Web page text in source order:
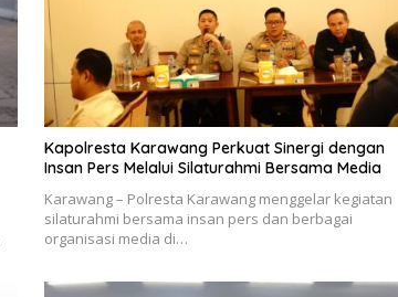
Kapolresta Karawang Perkuat Sinergi dengan
Insan Pers Melalui Silaturahmi Bersama Media
Karawang – Polresta Karawang menggelar kegiatan
silaturahmi bersama insan pers dan berbagai
organisasi media di…